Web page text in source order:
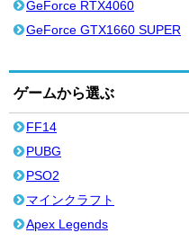
GeForce RTX4060
GeForce GTX1660 SUPER
ゲームから選ぶ
FF14
PUBG
PSO2
マインクラフト
Apex Legends